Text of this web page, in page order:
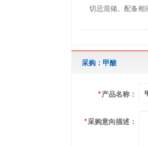
切忌混储。配备相
采购：甲酸
*产品名称：
*采购意向描述：